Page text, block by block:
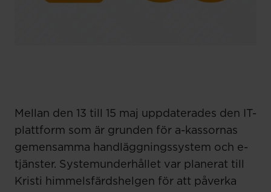
Mellan den 13 till 15 maj uppdaterades den IT-
plattform som är grunden för a-kassornas
gemensamma handläggningssystem och e-
tjänster. Systemunderhållet var planerat till
Kristi himmelsfärdshelgen för att påverka